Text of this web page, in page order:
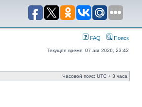
FAQ Поиск
Текущее время: 07 авг 2026, 23:42
Часовой пояс: UTC + 3 часа